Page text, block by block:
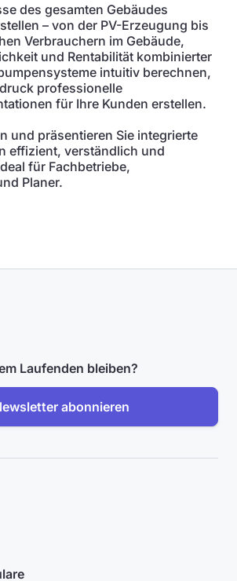
des gesamten Gebäudes
– von der PV-Erzeugung bis
Verbrauchern im Gebäude,
und Rentabilität kombinierter
intuitiv berechnen,
professionelle
für Ihre Kunden erstellen.
und präsentieren Sie integrierte
effizient, verständlich und
für Fachbetriebe,
Planer.
Laufenden bleiben?
abonnieren